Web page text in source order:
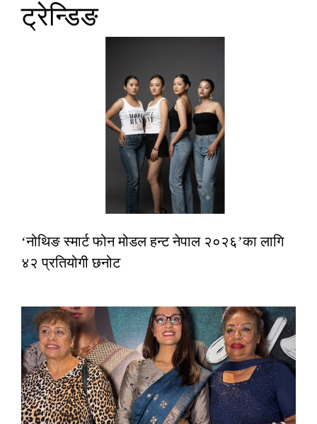
ट्रेन्डिङ
‘नोथिङ स्मार्ट फोन मोडल हन्ट नेपाल २०२६’का लागि
४२ प्रतियोगी छनोट